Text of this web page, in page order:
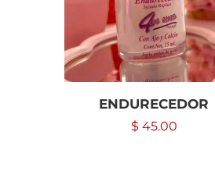
ENDURECEDOR
$ 45.00